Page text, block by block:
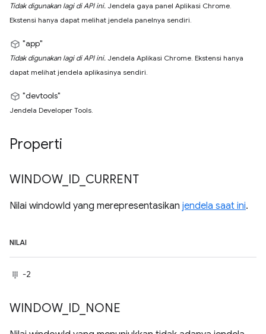
Tidak digunakan lagi di API ini. Jendela gaya panel Aplikasi Chrome.
Ekstensi hanya dapat melihat jendela panelnya sendiri.
"app"
Tidak digunakan lagi di API ini. Jendela Aplikasi Chrome. Ekstensi hanya
dapat melihat jendela aplikasinya sendiri.
"devtools"
Jendela Developer Tools.
Properti
WINDOW_ ID CURRENT
Nilai windowId yang merepresentasikan jendela saat ini.
NILAI
-2
WINDOW_ ID NONE